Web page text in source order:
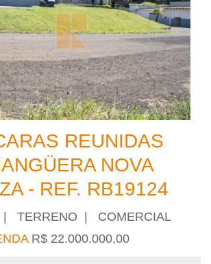
REUNIDAS
NOVA
- REF. RB19124
| TERRENO | COMERCIAL
R$ 22.000.000,00